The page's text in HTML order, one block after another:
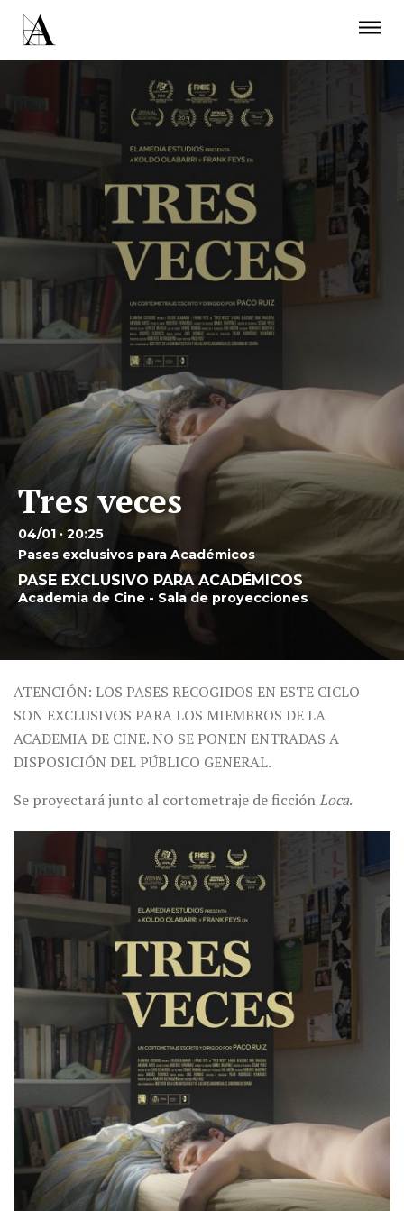
Tres veces
04/01 · 20:25
Pases exclusivos para Académicos
PASE EXCLUSIVO PARA ACADÉMICOS
Academia de Cine - Sala de proyecciones
ATENCIÓN: LOS PASES RECOGIDOS EN ESTE CICLO
SON EXCLUSIVOS PARA LOS MIEMBROS DE LA
ACADEMIA DE CINE. NO SE PONEN ENTRADAS A
DISPOSICIÓN DEL PÚBLICO GENERAL.
Se proyectará junto al cortometraje de ficciónLoca.
ACTUALIDAD
ÚNETE A LA ACADEMIA DE CINE
PRENSA
NEWSLETTER